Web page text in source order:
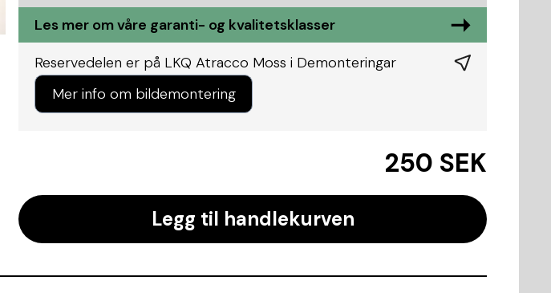
Les mer om våre garanti- og kvalitetsklasser
Reservedelen er på LKQ Atracco Moss i Demonteringar
Mer info om bildemontering
250 SEK
Legg til handlekurven